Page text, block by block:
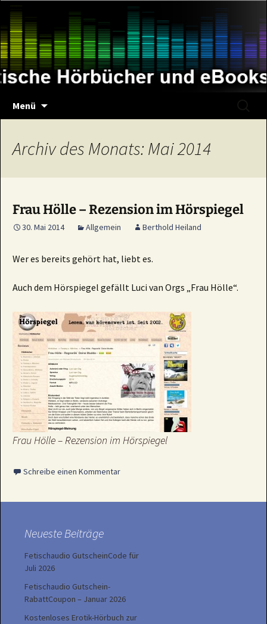
Inhalt
springen
Menü
Archiv des Monats: Mai 2014
Frau Hölle – Rezension im Hörspiegel
30. Mai 2014 Allgemein Berthold Heiland
Wer es bereits gehört hat, liebt es.
Auch dem Hörspiegel gefällt Luci van Orgs „Frau Hölle“.
Frau Hölle – Rezension im Hörspiegel
Schreibe einen Kommentar
Neueste Beiträge
Fetischaudio GutscheinCode für
Juli 2026
Fetischaudio Gutschein-
RabattCoupon – Januar 2026
Kostenloses Erotik-Hörbuch zur